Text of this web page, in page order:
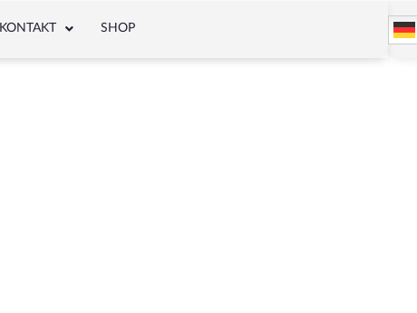
KONTAKT SHOP